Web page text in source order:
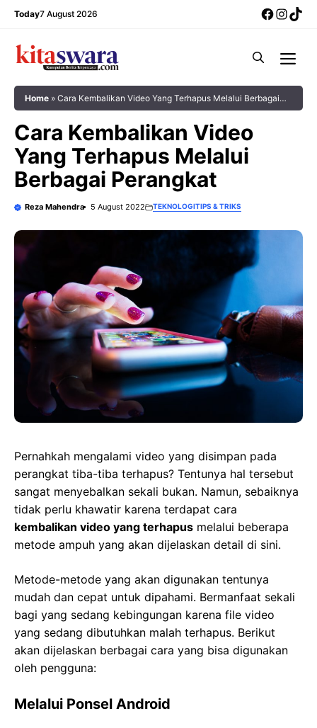
Skip
content
Today7 August 2026
Home » Cara Kembalikan Video Yang Terhapus Melalui Berbagai
Cara Kembalikan Video
Yang Terhapus Melalui
Berbagai Perangkat
Reza Mahendra 5 August 2022 TEKNOLOGITIPS & TRIKS
Pernahkah mengalami video yang disimpan pada
perangkat tiba-tiba terhapus? Tentunya hal tersebut
sangat menyebalkan sekali bukan. Namun, sebaiknya
tidak perlu khawatir karena terdapat cara
kembalikan video yang terhapus melalui beberapa
metode ampuh yang akan dijelaskan detail di sini.
Metode-metode yang akan digunakan tentunya
mudah dan cepat untuk dipahami. Bermanfaat sekali
bagi yang sedang kebingungan karena file video
yang sedang dibutuhkan malah terhapus. Berikut
akan dijelaskan berbagai cara yang bisa digunakan
oleh pengguna:
Melalui Ponsel Android